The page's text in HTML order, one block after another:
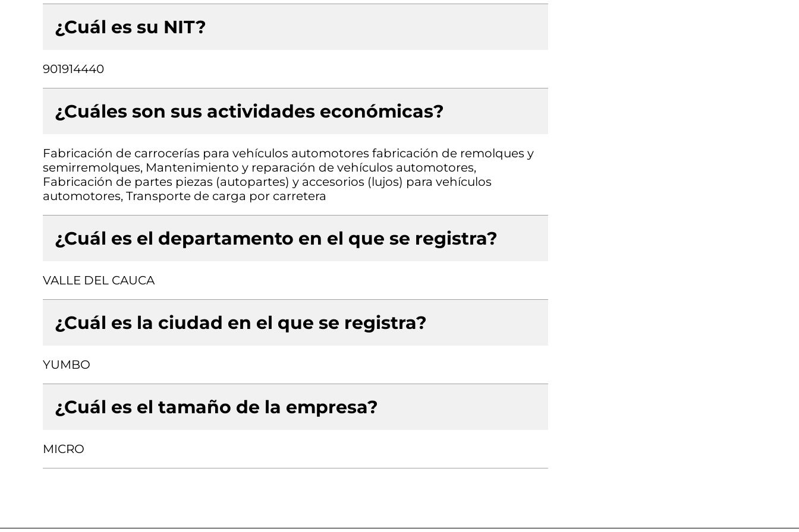
¿Cuál es su NIT?
901914440
¿Cuáles son sus actividades económicas?
Fabricación de carrocerías para vehículos automotores fabricación de remolques y
semirremolques, Mantenimiento y reparación de vehículos automotores,
Fabricación de partes piezas (autopartes) y accesorios (lujos) para vehículos
automotores, Transporte de carga por carretera
¿Cuál es el departamento en el que se registra?
VALLE DEL CAUCA
¿Cuál es la ciudad en el que se registra?
YUMBO
¿Cuál es el tamaño de la empresa?
MICRO